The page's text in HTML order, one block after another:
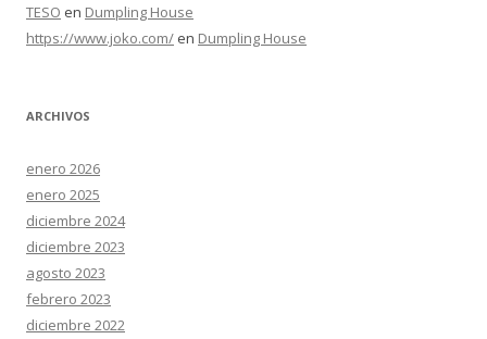
TESO en Dumpling House
https://www.joko.com/ en Dumpling House
ARCHIVOS
enero 2026
enero 2025
diciembre 2024
diciembre 2023
agosto 2023
febrero 2023
diciembre 2022